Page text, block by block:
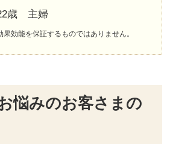
歳 主婦
効能を保証するものではありません。
悩みのお客さまの